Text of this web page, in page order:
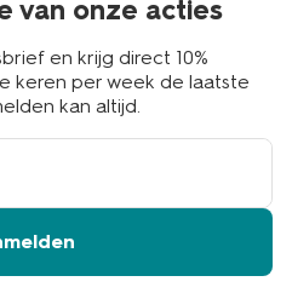
van onze acties
en krijg direct 10%
keren per week de laatste
kan altijd.